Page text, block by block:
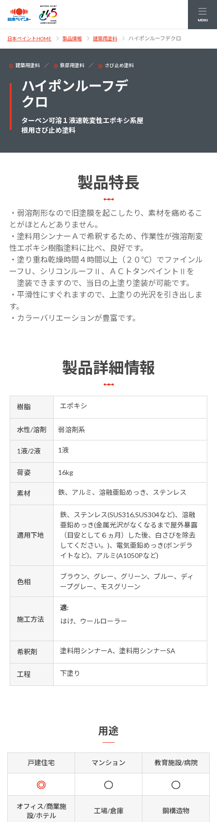
MENU
日本ペイントHOME 製品情報 建築用塗料 ハイポンルーフデクロ
建築用塗料 鉄部用塗料 さび止め塗料
ハイポンルーフデ
クロ
ターペン可溶１液速乾変性エポキシ系屋
根用さび止め塗料
製品特長
・弱溶剤形なので旧塗膜を起こしたり、素材を痛めるこ
とがほとんどありません。
・塗料用シンナーＡで希釈するため、作業性が強溶剤変
性エポキシ樹脂塗料に比べ、良好です。
・塗り重ね乾燥時間４時間以上（２０℃）でファインル
ーフＵ、シリコンルーフⅡ、ＡＣトタンペイントⅡを
塗装できますので、当日の上塗り塗装が可能です。
・平滑性にすぐれますので、上塗りの光沢を引き出しま
す。
・カラーバリエーションが豊富です。
製品詳細情報
樹脂 エポキシ
水性/溶剤 弱溶剤系
1液/2液 1液
荷姿 16kg
素材 鉄、アルミ、溶融亜鉛めっき、ステンレス
適用下地
鉄、ステンレス(SUS316,SUS304など)、溶融
亜鉛めっき(金属光沢がなくなるまで屋外暴露
（目安として６ヵ月）した後、白さびを除去
してください。)、電気亜鉛めっき(ボンデラ
イトなど)、アルミ(A1050Pなど)
色相
ブラウン、グレー、グリーン、ブルー、ディ
ープグレー、モスグリーン
施工方法
適:
はけ、ウールローラー
希釈剤 塗料用シンナーA、塗料用シンナーSA
工程 下塗り
用途
戸建住宅 マンション 教育施設/病院
オフィス/商業施
設/ホテル
工場/倉庫 鋼構造物